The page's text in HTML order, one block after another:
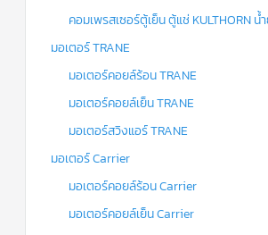
คอมเพรสเซอร์ตู้เย็น ตู้แช่ KULTHORN น้
มอเตอร์ TRANE
มอเตอร์คอยล์ร้อน TRANE
มอเตอร์คอยล์เย็น TRANE
มอเตอร์สวิงแอร์ TRANE
มอเตอร์ Carrier
มอเตอร์คอยล์ร้อน Carrier
มอเตอร์คอยล์เย็น Carrier